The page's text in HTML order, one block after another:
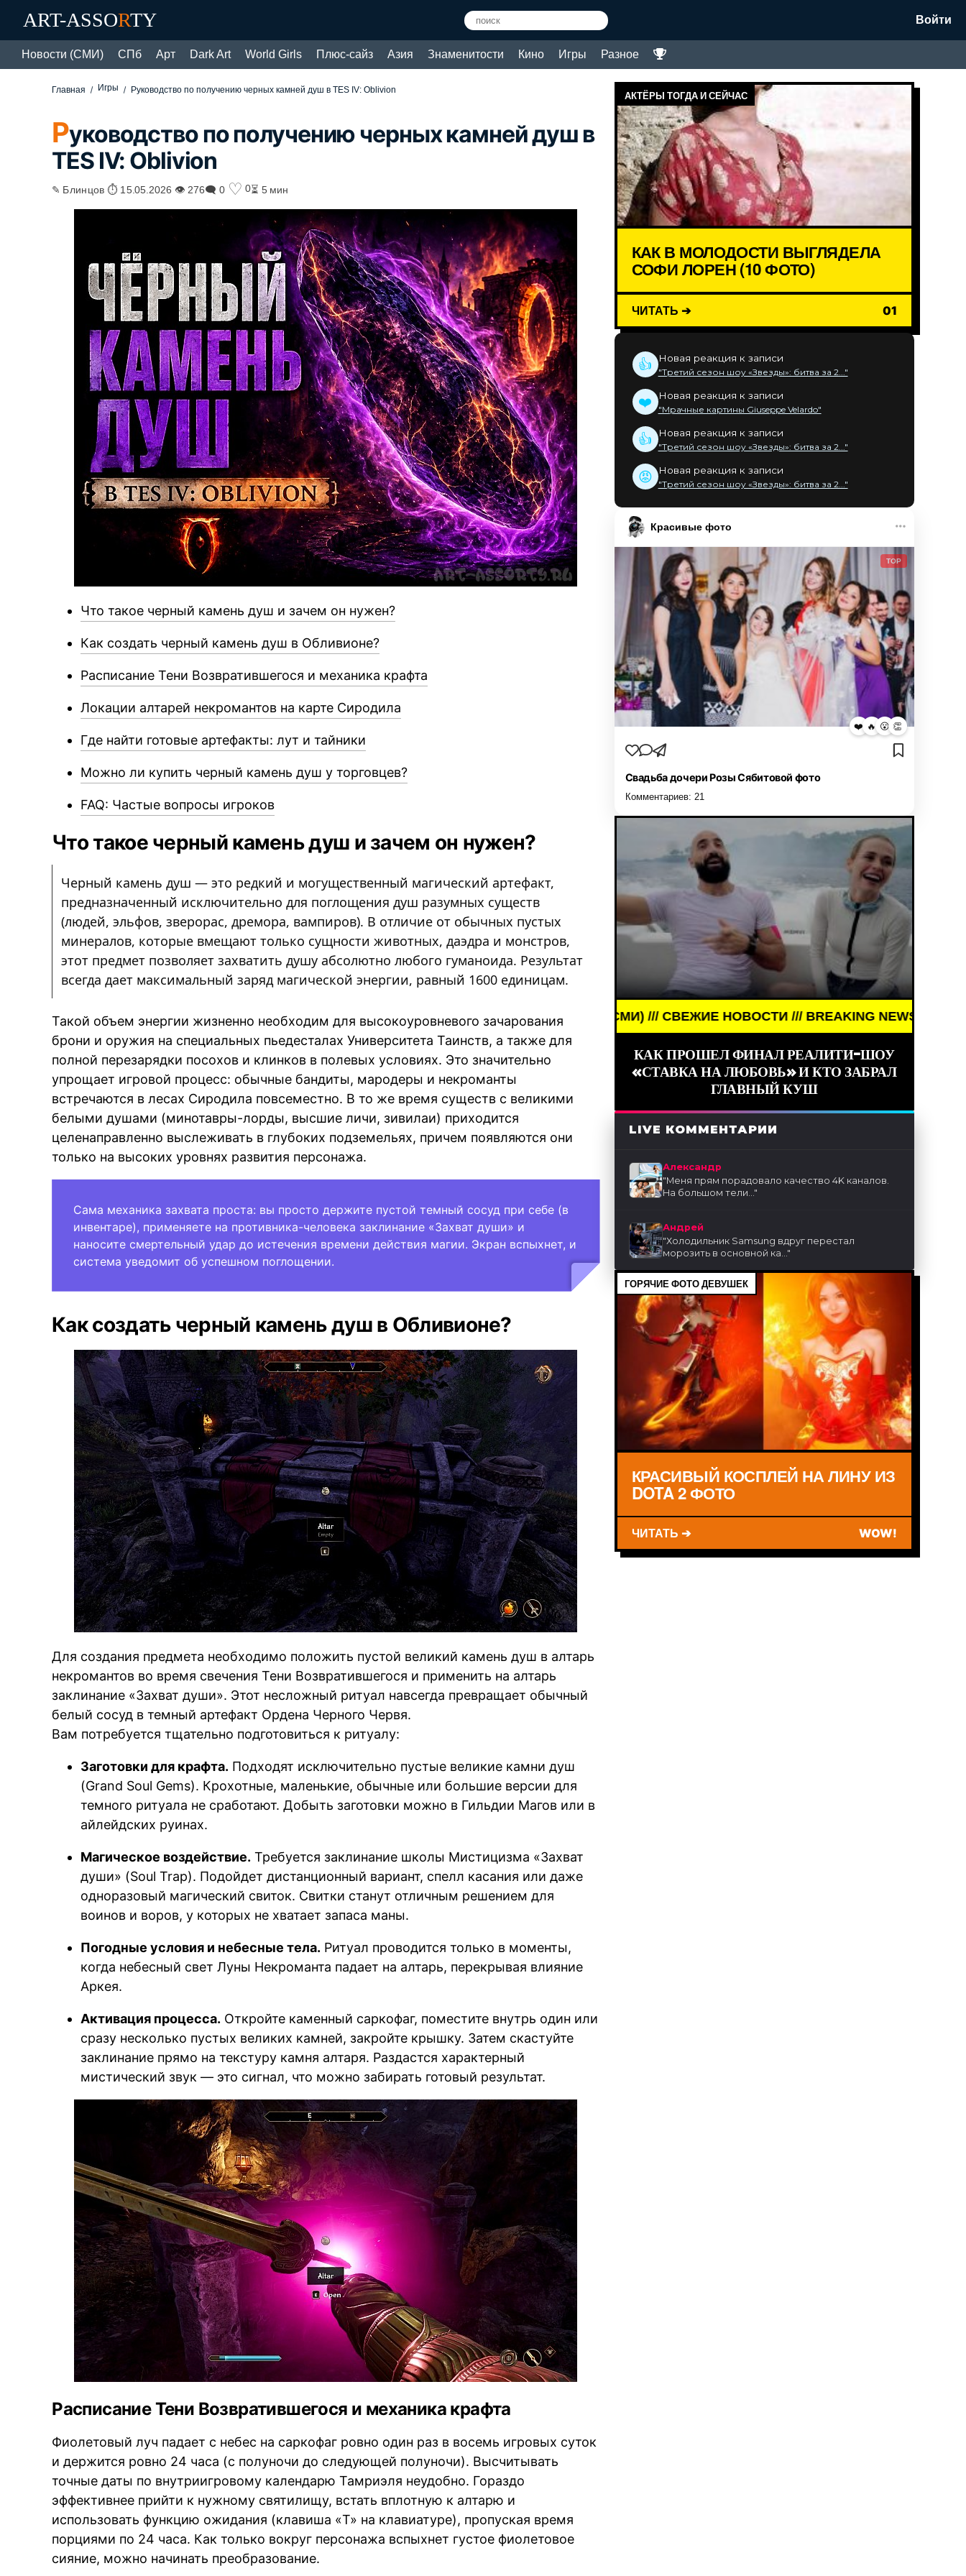
ART-ASSORTY Войти
Новости (СМИ) СПб Арт Dark Art World Girls Плюс-сайз Азия Знаменитости Кино Игры Разное
Главная Игры Руководство по получению черных камней душ в TES IV: Oblivion
Руководство по получению черных камней душ в
TES IV: Oblivion
✎ Блинцов ⏱ 15.05.2026 👁 276🗨 0 ♡ 0⏳ 5 мин
Что такое черный камень душ и зачем он нужен?
Как создать черный камень душ в Обливионе?
Расписание Тени Возвратившегося и механика крафта
Локации алтарей некромантов на карте Сиродила
Где найти готовые артефакты: лут и тайники
Можно ли купить черный камень душ у торговцев?
FAQ: Частые вопросы игроков
Что такое черный камень душ и зачем он нужен?
Черный камень душ — это редкий и могущественный магический артефакт,
предназначенный исключительно для поглощения душ разумных существ
(людей, эльфов, зверорас, дремора, вампиров). В отличие от обычных пустых
минералов, которые вмещают только сущности животных, даэдра и монстров,
этот предмет позволяет захватить душу абсолютно любого гуманоида. Результат
всегда дает максимальный заряд магической энергии, равный 1600 единицам.
Такой объем энергии жизненно необходим для высокоуровневого зачарования
брони и оружия на специальных пьедесталах Университета Таинств, а также для
полной перезарядки посохов и клинков в полевых условиях. Это значительно
упрощает игровой процесс: обычные бандиты, мародеры и некроманты
встречаются в лесах Сиродила повсеместно. В то же время существ с великими
белыми душами (минотавры-лорды, высшие личи, зивилаи) приходится
целенаправленно выслеживать в глубоких подземельях, причем появляются они
только на высоких уровнях развития персонажа.
Сама механика захвата проста: вы просто держите пустой темный сосуд при себе (в
инвентаре), применяете на противника-человека заклинание «Захват души» и
наносите смертельный удар до истечения времени действия магии. Экран вспыхнет, и
система уведомит об успешном поглощении.
Как создать черный камень душ в Обливионе?
Для создания предмета необходимо положить пустой великий камень душ в алтарь
некромантов во время свечения Тени Возвратившегося и применить на алтарь
заклинание «Захват души». Этот несложный ритуал навсегда превращает обычный
белый сосуд в темный артефакт Ордена Черного Червя.
Вам потребуется тщательно подготовиться к ритуалу:
Заготовки для крафта. Подходят исключительно пустые великие камни душ
(Grand Soul Gems). Крохотные, маленькие, обычные или большие версии для
темного ритуала не сработают. Добыть заготовки можно в Гильдии Магов или в
айлейдских руинах.
Магическое воздействие. Требуется заклинание школы Мистицизма «Захват
души» (Soul Trap). Подойдет дистанционный вариант, спелл касания или даже
одноразовый магический свиток. Свитки станут отличным решением для
воинов и воров, у которых не хватает запаса маны.
Погодные условия и небесные тела. Ритуал проводится только в моменты,
когда небесный свет Луны Некроманта падает на алтарь, перекрывая влияние
Аркея.
Активация процесса. Откройте каменный саркофаг, поместите внутрь один или
сразу несколько пустых великих камней, закройте крышку. Затем скастуйте
заклинание прямо на текстуру камня алтаря. Раздастся характерный
мистический звук — это сигнал, что можно забирать готовый результат.
Расписание Тени Возвратившегося и механика крафта
Фиолетовый луч падает с небес на саркофаг ровно один раз в восемь игровых суток
и держится ровно 24 часа (с полуночи до следующей полуночи). Высчитывать
точные даты по внутриигровому календарю Тамриэля неудобно. Гораздо
эффективнее прийти к нужному святилищу, встать вплотную к алтарю и
использовать функцию ожидания (клавиша «T» на клавиатуре), пропуская время
порциями по 24 часа. Как только вокруг персонажа вспыхнет густое фиолетовое
сияние, можно начинать преобразование.
АКТЁРЫ ТОГДА И СЕЙЧАС
КАК В МОЛОДОСТИ ВЫГЛЯДЕЛА
СОФИ ЛОРЕН (10 ФОТО)
ЧИТАТЬ ➔ 01
👍 Новая реакция к записи
"Третий сезон шоу «Звезды»: битва за 2..."
❤️ Новая реакция к записи
"Мрачные картины Giuseppe Velardo"
👍 Новая реакция к записи
"Третий сезон шоу «Звезды»: битва за 2..."
😡 Новая реакция к записи
"Третий сезон шоу «Звезды»: битва за 2..."
Красивые фото
TOP
❤️ 🔥 😮 👏
Свадьба дочери Розы Сябитовой фото
Комментариев: 21
BREAKING NEWS /// НОВОСТИ (СМИ) /// СВЕЖИЕ НОВОСТИ /// BREAKING NEWS /// НОВОСТИ (СМИ) ///
КАК ПРОШЕЛ ФИНАЛ РЕАЛИТИ-ШОУ
«СТАВКА НА ЛЮБОВЬ» И КТО ЗАБРАЛ
ГЛАВНЫЙ КУШ
LIVE КОММЕНТАРИИ
Александр
"Меня прям порадовало качество 4K каналов.
На большом тели..."
Андрей
"Холодильник Samsung вдруг перестал
морозить в основной ка..."
ГОРЯЧИЕ ФОТО ДЕВУШЕК
КРАСИВЫЙ КОСПЛЕЙ НА ЛИНУ ИЗ
DOTA 2 ФОТО
ЧИТАТЬ ➔ WOW!